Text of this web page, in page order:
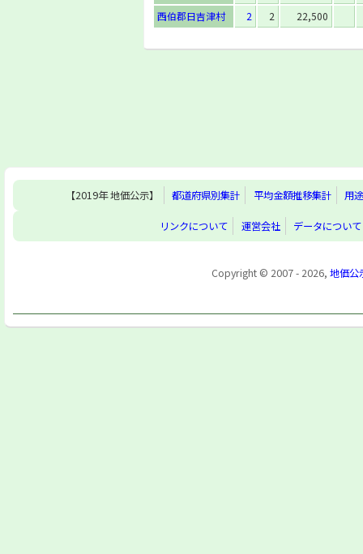
西伯郡日吉津村
2 2 22,500
【2019年 地価公示】 都道府県別集計 平均金額推移集計 用
リンクについて 運営会社 データについて
Copyright © 2007 - 2026, 地価公